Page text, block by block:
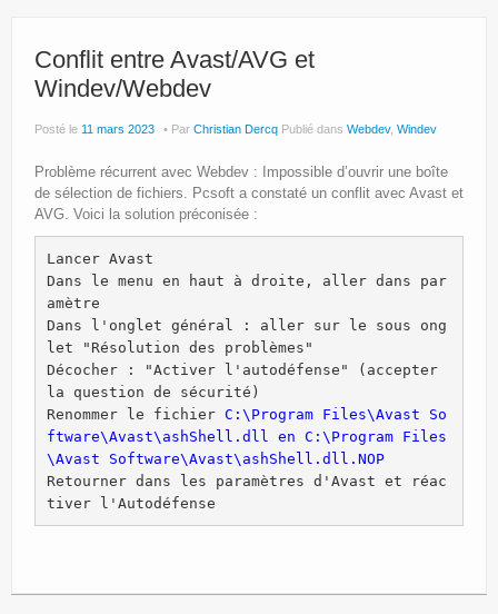
Politique de confidentialité
Conflit entre Avast/AVG et
Windev/Webdev
Posté le 11 mars 2023 Par Christian Dercq Publié dans Webdev, Windev
Problème récurrent avec Webdev : Impossible d’ouvrir une boîte
de sélection de fichiers. Pcsoft a constaté un conflit avec Avast et
AVG. Voici la solution préconisée :
Lancer Avast
Dans le menu en haut à droite, aller dans par
amètre
Dans l'onglet général : aller sur le sous ong
let "Résolution des problèmes"
Décocher : "Activer l'autodéfense" (accepter
la question de sécurité)
Renommer le fichier C:\Program Files\Avast So
ftware\Avast\ashShell.dll en C:\Program Files
\Avast Software\Avast\ashShell.dll.NOP
Retourner dans les paramètres d'Avast et réac
tiver l'Autodéfense